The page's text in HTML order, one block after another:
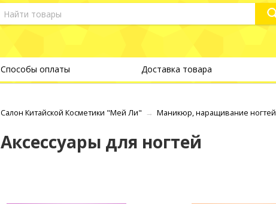
Способы оплаты Доставка товара
Салон Китайской Косметики "Мей Ли" → Маникюр, наращивание ногтей
Аксессуары для ногтей